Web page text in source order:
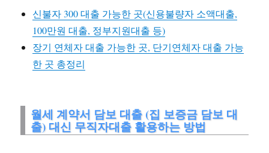
신불자 300 대출 가능한 곳(신용불량자 소액대출,
100만원 대출, 정부지원대출 등)
장기 연체자 대출 가능한 곳, 단기연체자 대출 가능
한 곳 총정리
월세 계약서 담보 대출 (집 보증금 담보 대
출) 대신 무직자대출 활용하는 방법